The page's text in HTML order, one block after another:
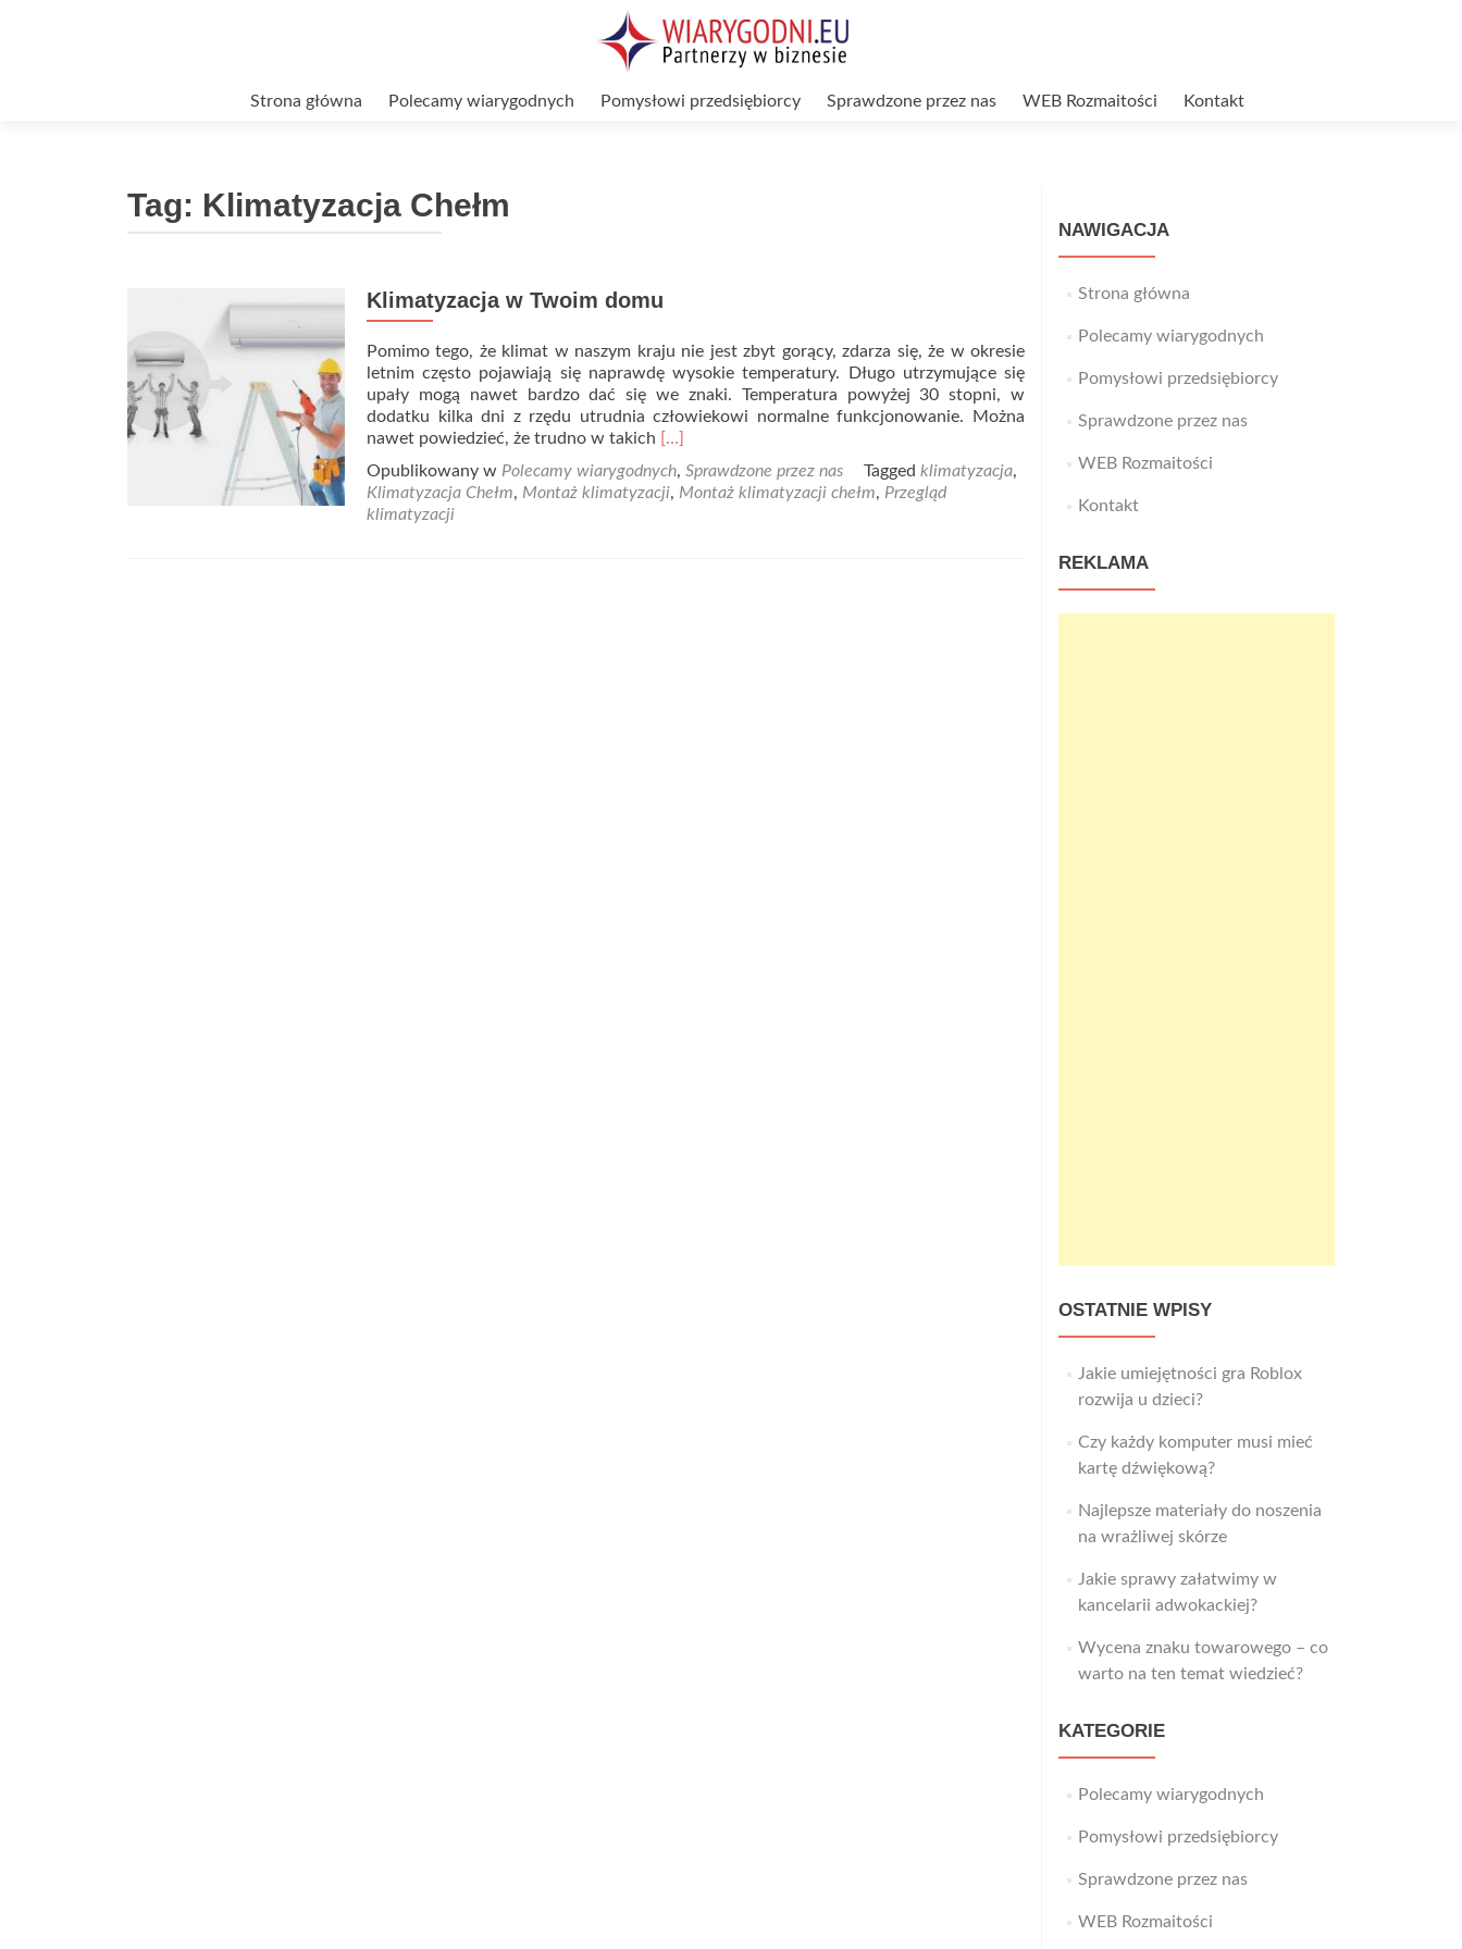
Strona główna Polecamy wiarygodnych Pomysłowi przedsiębiorcy Sprawdzone przez nas WEB Rozmaitości Kontakt
Tag: Klimatyzacja Chełm
Klimatyzacja w Twoim domu
Pomimo tego, że klimat w naszym kraju nie jest zbyt gorący, zdarza się, że w okresie
letnim często pojawiają się naprawdę wysokie temperatury. Długo utrzymujące się
upały mogą nawet bardzo dać się we znaki. Temperatura powyżej 30 stopni, w
dodatku kilka dni z rzędu utrudnia człowiekowi normalne funkcjonowanie. Można
nawet powiedzieć, że trudno w takich Read
about
Klimatyzacja
[…]
Opublikowany w Polecamy wiarygodnych, Sprawdzone przez nas Tagged klimatyzacja,
Klimatyzacja Chełm, Montaż klimatyzacji, Montaż klimatyzacji chełm, Przegląd
klimatyzacji
NAWIGACJA
Strona główna
Polecamy wiarygodnych
Pomysłowi przedsiębiorcy
Sprawdzone przez nas
WEB Rozmaitości
Kontakt
REKLAMA
OSTATNIE WPISY
Jakie umiejętności gra Roblox
rozwija u dzieci?
Czy każdy komputer musi mieć
kartę dźwiękową?
Najlepsze materiały do noszenia
na wrażliwej skórze
Jakie sprawy załatwimy w
kancelarii adwokackiej?
Wycena znaku towarowego – co
warto na ten temat wiedzieć?
KATEGORIE
Polecamy wiarygodnych
Pomysłowi przedsiębiorcy
Sprawdzone przez nas
WEB Rozmaitości